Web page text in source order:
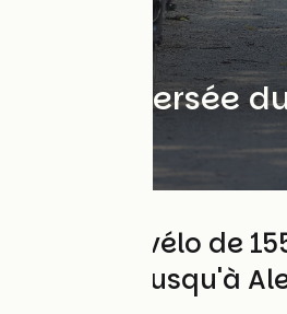
Une traversée
Parcours vélo de
Chartres jusqu'à